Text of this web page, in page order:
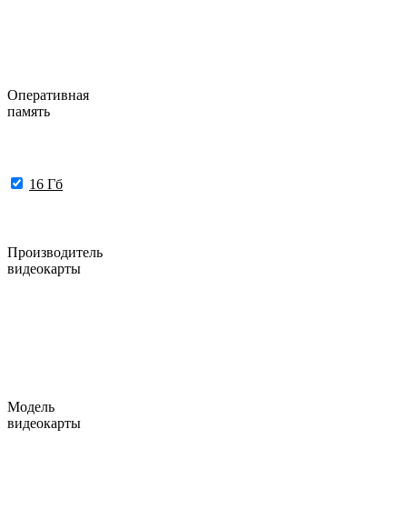
Оперативная
память
16 Гб
Производитель
видеокарты
Модель
видеокарты